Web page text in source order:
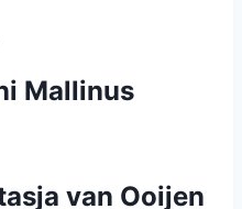
Mallinus
van Ooijen